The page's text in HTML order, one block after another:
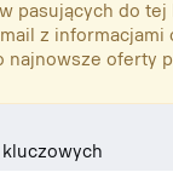
pasujących do
z
najnowsze oferty
kluczowych